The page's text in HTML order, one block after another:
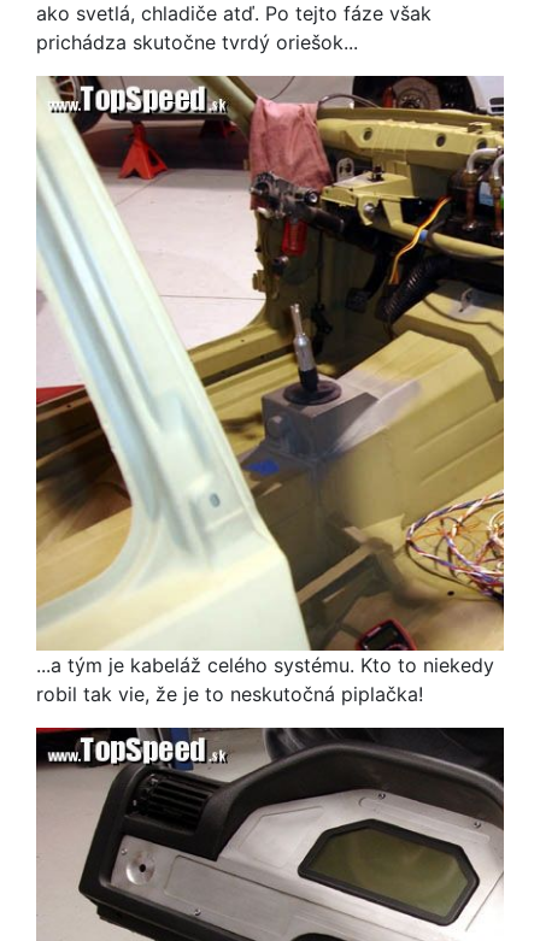
ako svetlá, chladiče atď. Po tejto fáze však
prichádza skutočne tvrdý oriešok...
...a tým je kabeláž celého systému. Kto to niekedy
robil tak vie, že je to neskutočná piplačka!